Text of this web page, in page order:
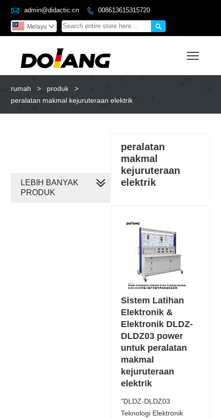
 admin@didactic.cn  008613615315720

Melayu 
rumah > produk
>
peralatan makmal kejuruteraan elektrik
peralatan
makmal
kejuruteraan
elektrik
Sistem Latihan
Elektronik &
Elektronik DLDZ-
DLDZ03 power
untuk peralatan
makmal
kejuruteraan
elektrik
"DLDZ-DLDZ03
Teknologi Elektronik
LEBIH BANYAK
PRODUK